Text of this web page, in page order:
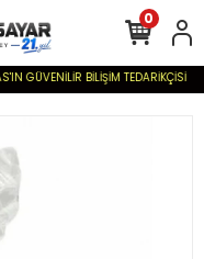
GÜVENİLİR BİLİŞİM TEDARİKÇİSİ
0